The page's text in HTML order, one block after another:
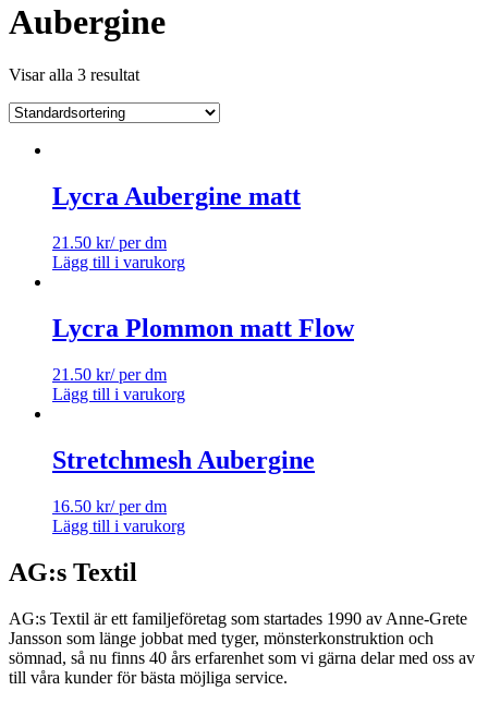
Aubergine
Visar alla 3 resultat
Lycra Aubergine matt
21.50 kr/ per dm
Lägg till i varukorg
Lycra Plommon matt Flow
21.50 kr/ per dm
Lägg till i varukorg
Stretchmesh Aubergine
16.50 kr/ per dm
Lägg till i varukorg
AG:s Textil
AG:s Textil är ett familjeföretag som startades 1990 av Anne-Grete
Jansson som länge jobbat med tyger, mönsterkonstruktion och
sömnad, så nu finns 40 års erfarenhet som vi gärna delar med oss av
till våra kunder för bästa möjliga service.